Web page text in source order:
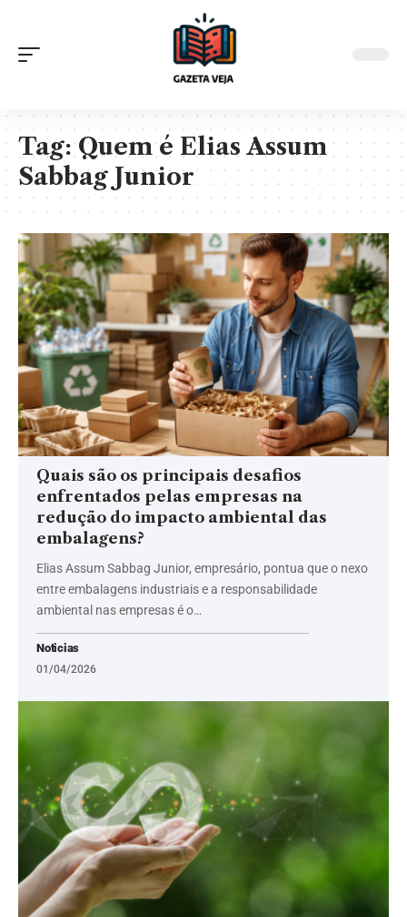
Tag:Quem é Elias Assum
Sabbag Junior
Quais são os principais desafios
enfrentados pelas empresas na
redução do impacto ambiental das
embalagens?
Elias Assum Sabbag Junior, empresário, pontua que o nexo
entre embalagens industriais e a responsabilidade
ambiental nas empresas é o…
Noticias
01/04/2026